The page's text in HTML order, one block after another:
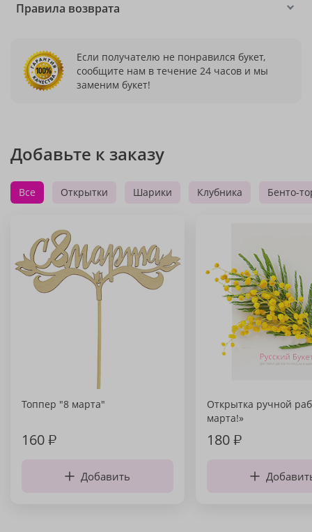
Правила возврата
Если получателю не понравился букет,
сообщите нам в течение 24 часов и мы
заменим букет!
Добавьте к заказу
Все Открытки Шарики Клубника Бенто-
Топпер "8 марта"
160₽
Добавить
Открытка ручной
марта!»
180₽